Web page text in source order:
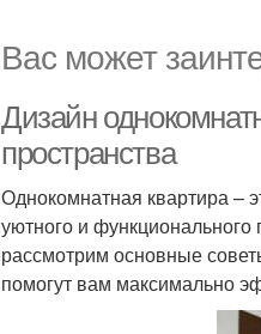
Вас может
Дизайн
пространства
Однокомнатная квартира –
уютного и
рассмотрим основные
помогут вам максимально